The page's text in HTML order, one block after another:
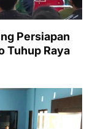
Persiapan
Tuhup Raya